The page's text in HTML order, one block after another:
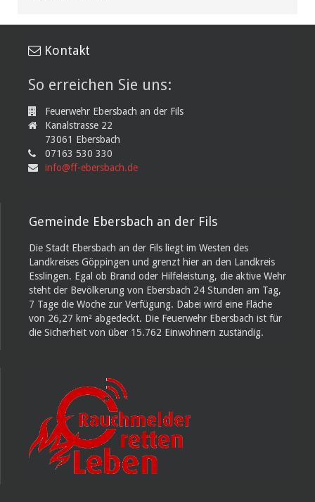
Kontakt
So erreichen Sie uns:
Feuerwehr Ebersbach an der Fils
Kanalstrasse 22
73061 Ebersbach
07163 530 330
info@ff-ebersbach.de
Gemeinde Ebersbach an der Fils
Die Stadt Ebersbach an der Fils liegt im Westen des
Landkreises Göppingen und grenzt hier an den Landkreis
Esslingen. Egal ob Brand oder Hilfeleistung, die aktive Wehr
steht der Bevölkerung von Ebersbach 24 Stunden am Tag,
7 Tage die Woche zur Verfügung. Dabei wird eine Fläche
von 26,27 km² abgedeckt. Die Feuerwehr Ebersbach ist für
die Sicherheit von über 15.762 Einwohnern zuständig.